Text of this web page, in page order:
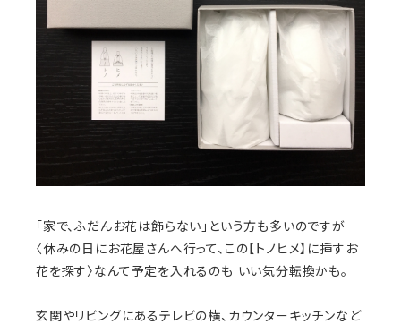
「家で、ふだんお花は飾らない」という方も多いのですが
〈休みの日にお花屋さんへ行って、この【トノヒメ】に挿すお
花を探す〉なんて予定を入れるのも いい気分転換かも。
玄関やリビングにあるテレビの横、カウンターキッチンなど